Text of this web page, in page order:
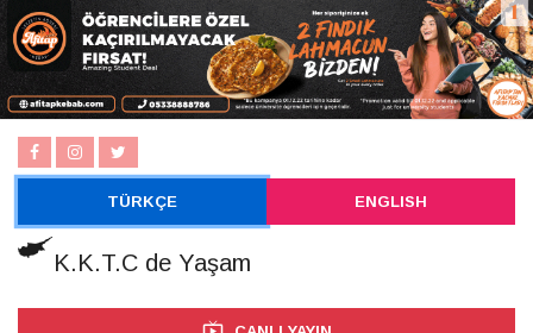
TÜRKÇE ENGLISH
K.K.T.C de Yaşam